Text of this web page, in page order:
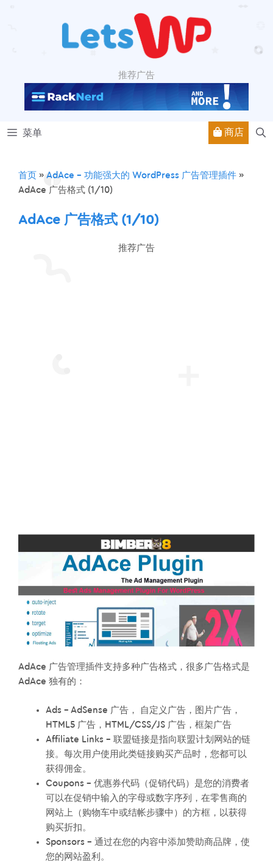
推荐广告
菜单 商店
首页 » AdAce – 功能强大的 WordPress 广告管理插件 »
AdAce 广告格式 (1/10)
AdAce 广告格式 (1/10)
推荐广告
AdAce 广告管理插件支持多种广告格式，很多广告格式是
AdAce 独有的：
Ads – AdSense 广告， 自定义广告，图片广告，
HTML5 广告，HTML/CSS/JS 广告，框架广告
Affiliate Links – 联盟链接是指向联盟计划网站的链
接。每次用户使用此类链接购买产品时，您都可以
获得佣金。
Coupons – 优惠券代码（促销代码）是您的消费者
可以在促销中输入的字母或数字序列，在零售商的
网站上（购物车中或结帐步骤中）的方框，以获得
购买折扣。
Sponsors – 通过在您的内容中添加赞助商品牌，使
您的网站盈利。